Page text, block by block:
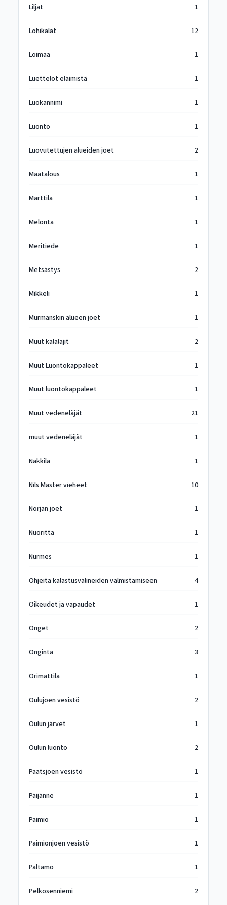
Liljat 1
Lohikalat 12
Loimaa 1
Luettelot eläimistä 1
Luokannimi 1
Luonto 1
Luovutettujen alueiden joet 2
Maatalous 1
Marttila 1
Melonta 1
Meritiede 1
Metsästys 2
Mikkeli 1
Murmanskin alueen joet 1
Muut kalalajit 2
Muut Luontokappaleet 1
Muut luontokappaleet 1
Muut vedeneläjät 21
muut vedeneläjät 1
Nakkila 1
Nils Master vieheet 10
Norjan joet 1
Nuoritta 1
Nurmes 1
Ohjeita kalastusvälineiden valmistamiseen 4
Oikeudet ja vapaudet 1
Onget 2
Onginta 3
Orimattila 1
Oulujoen vesistö 2
Oulun järvet 1
Oulun luonto 2
Paatsjoen vesistö 1
Päijänne 1
Paimio 1
Paimionjoen vesistö 1
Paltamo 1
Pelkosenniemi 2